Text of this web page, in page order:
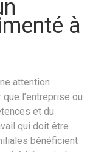
à
attention
l’entreprise ou
et du
qui doit être
bénéficient